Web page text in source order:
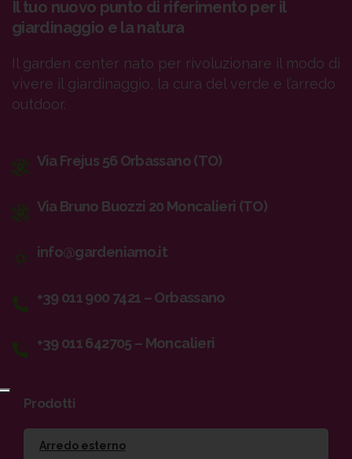
Il tuo nuovo punto di riferimento per il
giardinaggio e la natura
Il garden center nato per rivoluzionare il modo di
vivere il giardinaggio, la cura del verde e l’arredo
outdoor.
Via Frejus 56 Orbassano (TO)
Via Bruno Buozzi 20 Moncalieri (TO)
info@gardeniamo.it
+39 011 900 7421 – Orbassano
+39 011 642705 – Moncalieri
Prodotti
Arredo esterno